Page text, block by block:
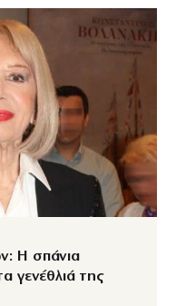
Η σπάνια
γενέθλιά της